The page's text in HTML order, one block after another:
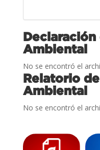
Ambiental
No se encontró el
Relatorio
Ambiental
No se encontró el